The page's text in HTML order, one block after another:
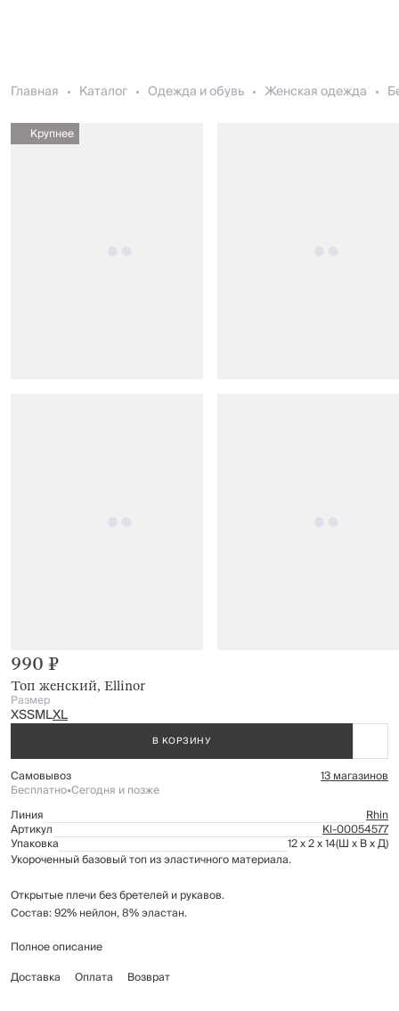
Главная Каталог Одежда и обувь Женская одежда
Крупнее
Топ женский, Ellinor
990 ₽
Размер
XSSMLXL
В КОРЗИНУ
Самовывоз 13 магазинов
Бесплатно•Сегодня и позже
Линия
Rhin
Артикул Kl-00054577
Упаковка 12 x 2 x 14(Ш x В x Д)
Укороченный базовый топ из эластичного материала.
Открытые плечи без бретелей и рукавов.
Состав: 92% нейлон, 8% эластан.
Рекомендации по уходу:
ткань, умеренный отжим
Полное описание
Доставка
Оплата Возврат